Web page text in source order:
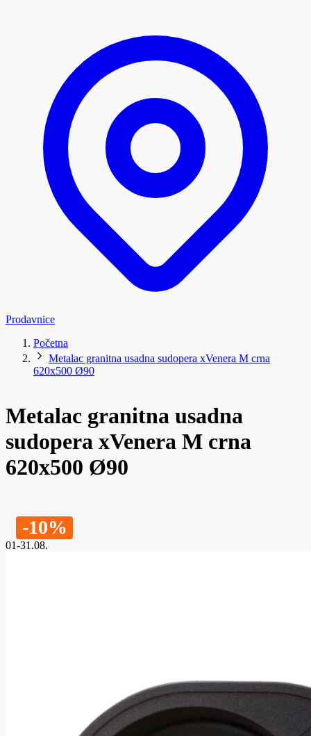
Prodavnice
Početna
Metalac granitna usadna sudopera xVenera M crna
620x500 Ø90
Metalac granitna usadna
sudopera xVenera M crna
620x500 Ø90
-10%
01-31.08.